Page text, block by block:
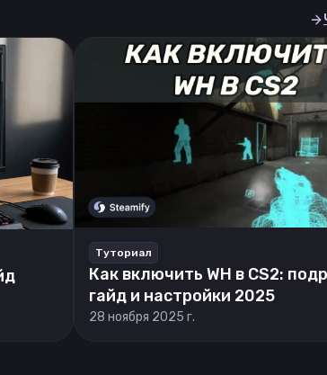
Туториал
Как включить WH в CS2:
гайд и настройки 2025
28 ноября 2025 г.